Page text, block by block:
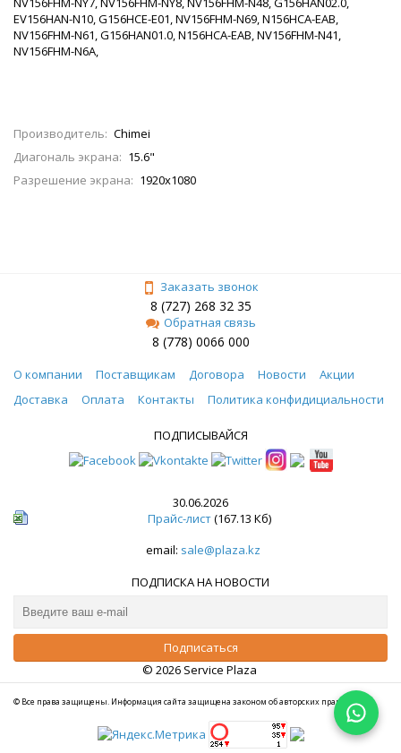
EV156HAN-N10, G156HCE-E01, NV156FHM-N69, N156HCA-EAB,
NV156FHM-N61, G156HAN01.0, N156HCA-EAB, NV156FHM-N41,
NV156FHM-N6A,
Производитель: Chimei
Диагональ экрана: 15.6"
Разрешение экрана: 1920x1080
Заказать звонок
8 (727) 268 32 35
Обратная связь
8 (778) 0066 000
О компании Поставщикам Договора Новости
Акции
Доставка
Оплата Контакты Политика конфидициальности
ПОДПИСЫВАЙСЯ
30.06.2026
Прайс-лист(167.13 Кб)
email: sale@plaza.kz
ПОДПИСКА НА НОВОСТИ
© 2026 Service Plaza
© Все права защищены. Информация сайта защищена законом об авторских правах.